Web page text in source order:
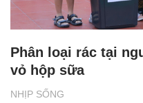
NHỊP SỐNG
Phân loại rác tại
vỏ hộp sữa